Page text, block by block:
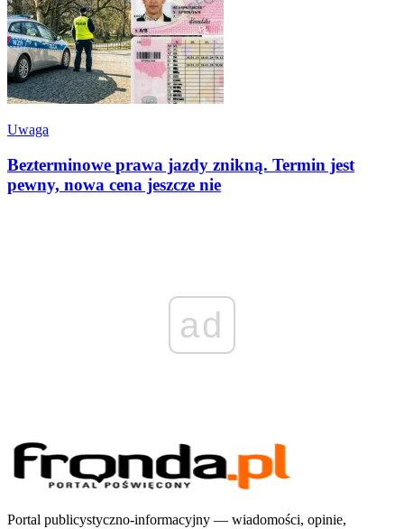
Uwaga
Bezterminowe prawa jazdy znikną. Termin jest
pewny, nowa cena jeszcze nie
ad
Portal publicystyczno-informacyjny — wiadomości, opinie,